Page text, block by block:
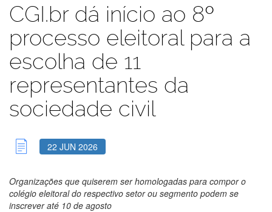
CGI.br dá início ao 8º
processo eleitoral para a
escolha de 11
representantes da
sociedade civil
22 JUN 2026
Organizações que quiserem ser homologadas para compor o
colégio eleitoral do respectivo setor ou segmento podem se
inscrever até 10 de agosto